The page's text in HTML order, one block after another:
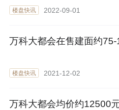
楼盘快讯 2022-09-01
万科大都会在售建面约75-
楼盘快讯 2021-12-02
万科大都会均价约12500